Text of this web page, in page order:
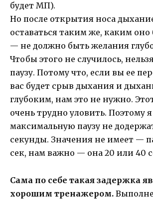
будет МП).
Но после открытия носа
оставаться таким же, каким оно
— не должно быть желания
Чтобы этого не случилось,
паузу. Потому что, если вы ее
вас будет срыв дыхания и
глубоким, нам это не нужно.
очень трудно уловить. Поэтому
максимальную паузу не
секунды. Значения не имеет —
сек, нам важно — она 20 или 40
Сама по себе такая задержка
хорошим тренажером.